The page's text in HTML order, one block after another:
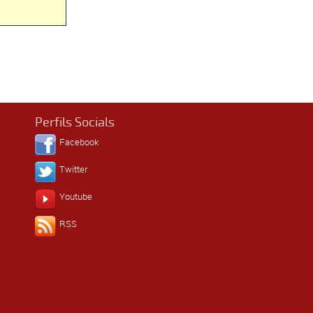
Perfils Socials
Facebook
Twitter
Youtube
RSS